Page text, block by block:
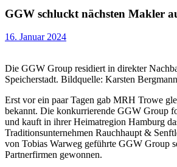
GGW schluckt nächsten Makler
16. Januar 2024
Die GGW Group residiert in direkter
Speicherstadt. Bildquelle: Karsten
Erst vor ein paar Tagen gab MRH Trowe
bekannt. Die konkurrierende GGW Group
und kauft in ihrer Heimatregion Hamburg
Traditionsunternehmen Rauchhaupt &
von Tobias Warweg geführte GGW Group
Partnerfirmen gewonnen.